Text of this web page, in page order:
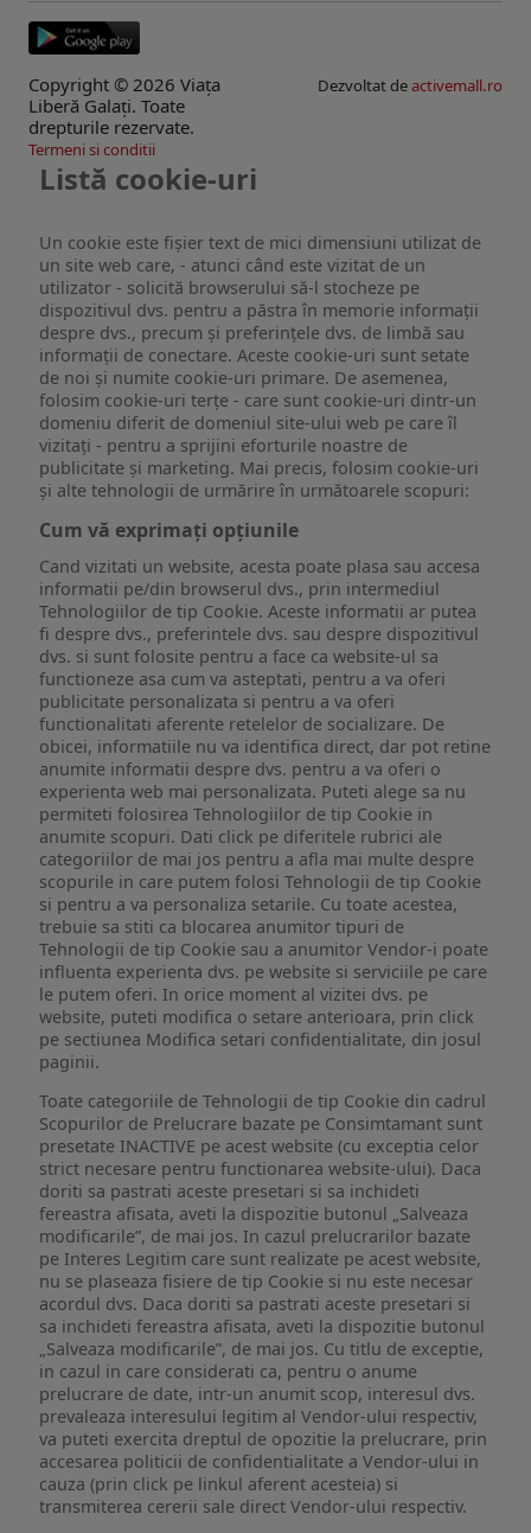
Copyright © 2026 Viaţa
Liberă Galaţi. Toate
drepturile rezervate.
Dezvoltat deactivemall.ro
Termeni si conditii
Listă cookie-uri
Un cookie este fişier text de mici dimensiuni utilizat de
un site web care, - atunci când este vizitat de un
utilizator - solicită browserului să-l stocheze pe
dispozitivul dvs. pentru a păstra în memorie informații
despre dvs., precum și preferințele dvs. de limbă sau
informații de conectare. Aceste cookie-uri sunt setate
de noi și numite cookie-uri primare. De asemenea,
folosim cookie-uri terțe - care sunt cookie-uri dintr-un
domeniu diferit de domeniul site-ului web pe care îl
vizitați - pentru a sprijini eforturile noastre de
publicitate și marketing. Mai precis, folosim cookie-uri
și alte tehnologii de urmărire în următoarele scopuri:
Cum vă exprimați opțiunile
Cand vizitati un website, acesta poate plasa sau accesa
informatii pe/din browserul dvs., prin intermediul
Tehnologiilor de tip Cookie. Aceste informatii ar putea
fi despre dvs., preferintele dvs. sau despre dispozitivul
dvs. si sunt folosite pentru a face ca website-ul sa
functioneze asa cum va asteptati, pentru a va oferi
publicitate personalizata si pentru a va oferi
functionalitati aferente retelelor de socializare. De
obicei, informatiile nu va identifica direct, dar pot retine
anumite informatii despre dvs. pentru a va oferi o
experienta web mai personalizata. Puteti alege sa nu
permiteti folosirea Tehnologiilor de tip Cookie in
anumite scopuri. Dati click pe diferitele rubrici ale
categoriilor de mai jos pentru a afla mai multe despre
scopurile in care putem folosi Tehnologii de tip Cookie
si pentru a va personaliza setarile. Cu toate acestea,
trebuie sa stiti ca blocarea anumitor tipuri de
Tehnologii de tip Cookie sau a anumitor Vendor-i poate
influenta experienta dvs. pe website si serviciile pe care
le putem oferi. In orice moment al vizitei dvs. pe
website, puteti modifica o setare anterioara, prin click
pe sectiunea Modifica setari confidentialitate, din josul
paginii.
Toate categoriile de Tehnologii de tip Cookie din cadrul
Scopurilor de Prelucrare bazate pe Consimtamant sunt
presetate INACTIVE pe acest website (cu exceptia celor
strict necesare pentru functionarea website-ului). Daca
doriti sa pastrati aceste presetari si sa inchideti
fereastra afisata, aveti la dispozitie butonul „Salveaza
modificarile”, de mai jos. In cazul prelucrarilor bazate
pe Interes Legitim care sunt realizate pe acest website,
nu se plaseaza fisiere de tip Cookie si nu este necesar
acordul dvs. Daca doriti sa pastrati aceste presetari si
sa inchideti fereastra afisata, aveti la dispozitie butonul
„Salveaza modificarile”, de mai jos. Cu titlu de exceptie,
in cazul in care considerati ca, pentru o anume
prelucrare de date, intr-un anumit scop, interesul dvs.
prevaleaza interesului legitim al Vendor-ului respectiv,
va puteti exercita dreptul de opozitie la prelucrare, prin
accesarea politicii de confidentialitate a Vendor-ului in
cauza (prin click pe linkul aferent acesteia) si
transmiterea cererii sale direct Vendor-ului respectiv.